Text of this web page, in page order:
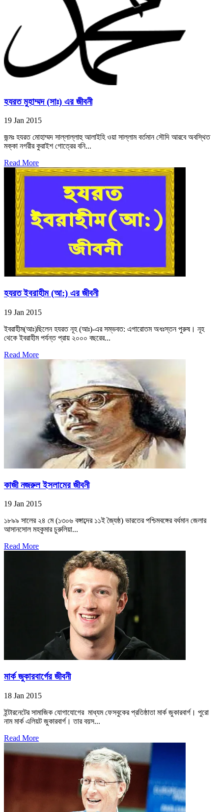
হযরত মুহাম্মদ (সাঃ) এর জীবনী
19 Jan 2015
জন্মঃ হযরত মোহাম্মদ সাল্লাল্লাহু আলাইহি ওয়া সাল্লাম বর্তমান সৌদি আরবে অবস্থিত
মক্কা নগরীর কুরাইশ গোত্রের বনি...
Read More
হযরত ইবরাহীম (আ:) এর জীবনী
19 Jan 2015
ইবরাহীম(আঃ)ছিলেন হযরত নূহ (আঃ)-এর সম্ভবত: এগারোতম অধঃস্তন পুরুষ। নূহ
থেকে ইবরাহীম পর্যন্ত প্রায় ২০০০ বছরের...
Read More
কাজী নজরুল ইসলামের জীবনী
19 Jan 2015
১৮৯৯ সালের ২৪ মে (১৩০৬ বঙ্গাব্দের ১১ই জ্যৈষ্ঠ) ভারতের পশ্চিমবঙ্গের বর্ধমান জেলার
আসানসোল মহকুমার চুরুলিয়া...
Read More
মার্ক জুকারবার্গের জীবনী
18 Jan 2015
ইন্টারনেটের সামাজিক যোগাযোগের মাধ্যম ফেসবুকের প্রতিষ্ঠাতা মার্ক জুকারবার্গ। পুরো
নাম মার্ক এলিয়ট জুকারবার্গ। তার বয়স...
Read More